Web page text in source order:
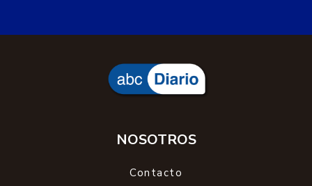
NOSOTROS
Contacto